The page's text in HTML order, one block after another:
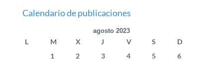
Calendario de publicaciones
agosto 2023
L M X J V S
D
1
2 3 4 5
6